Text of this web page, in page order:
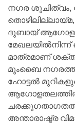
നഗര ശുചിത്വം,
ദുബായ് ആഗോള
മാത്രമാണ്
മുംബൈ
ഹോട്ടല്‍
ആഗോളതലത്തില്‍
അന്താരാഷ്ട്ര